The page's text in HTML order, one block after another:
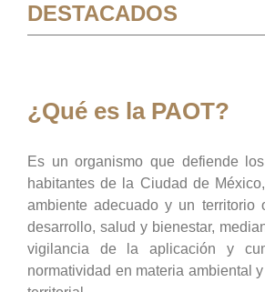
DESTACADOS
¿Qué es la PAOT?
Es un organismo que defiende
habitantes de la Ciudad de
ambiente adecuado y un territorio
desarrollo, salud y bienestar,
vigilancia de la aplicación y
normatividad en materia ambiental